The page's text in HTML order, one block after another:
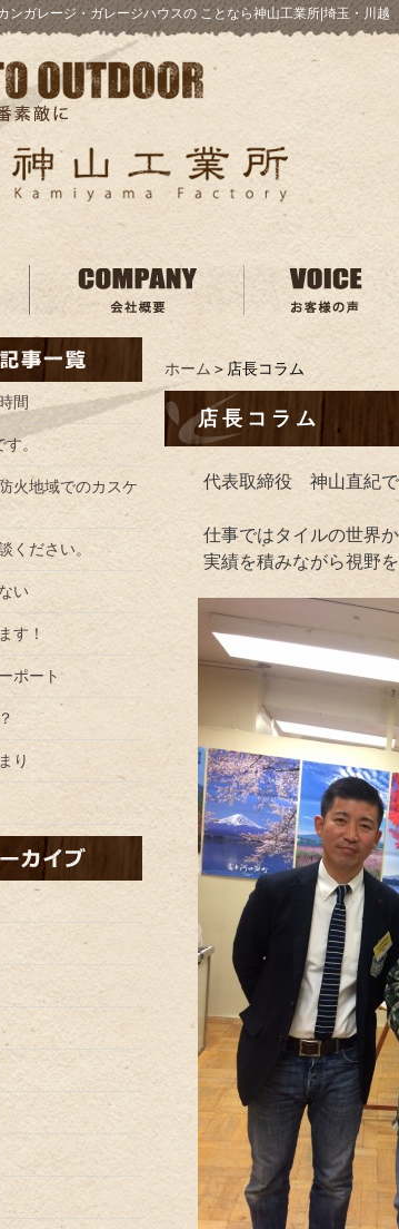
ンガレージ・ガレージハウスの ことなら神山工業所|埼玉・川越
ホーム ＞店長コラム
店長コラム
代表取締役 神山直紀で
仕事ではタイルの世界
実績を積みながら視野
間
。
火地域でのカスケ
ください。
い
す！
ポート
り